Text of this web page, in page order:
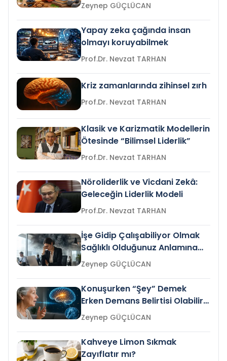
Zeynep GÜÇLÜCAN
Yapay zeka çağında insan
olmayı koruyabilmek
Prof.Dr. Nevzat TARHAN
Kriz zamanlarında zihinsel zırh
Prof.Dr. Nevzat TARHAN
Klasik ve Karizmatik Modellerin
Ötesinde “Bilimsel Liderlik”
Prof.Dr. Nevzat TARHAN
Nöroliderlik ve Vicdani Zekâ:
Geleceğin Liderlik Modeli
Prof.Dr. Nevzat TARHAN
İşe Gidip Çalışabiliyor Olmak
Sağlıklı Olduğunuz Anlamına
Gelir mi?Zeynep GÜÇLÜCAN
Konuşurken “Şey” Demek
Erken Demans Belirtisi Olabilir
mi?
Zeynep GÜÇLÜCAN
Kahveye Limon Sıkmak
Zayıflatır mı?